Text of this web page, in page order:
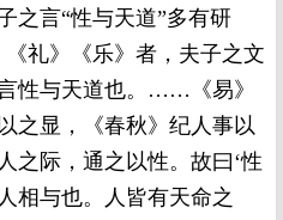
之言“性与天道”多有研
礼》《乐》者，夫子之文
性与天道也。……《易》
之显，《春秋》纪人事以
之际，通之以性。故曰‘性
相与也。人皆有天命之